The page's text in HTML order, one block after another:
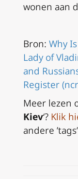
wonen aan
Bron: Why
Lady of
and
Register
Meer lezen
Kiev‘? Klik
andere